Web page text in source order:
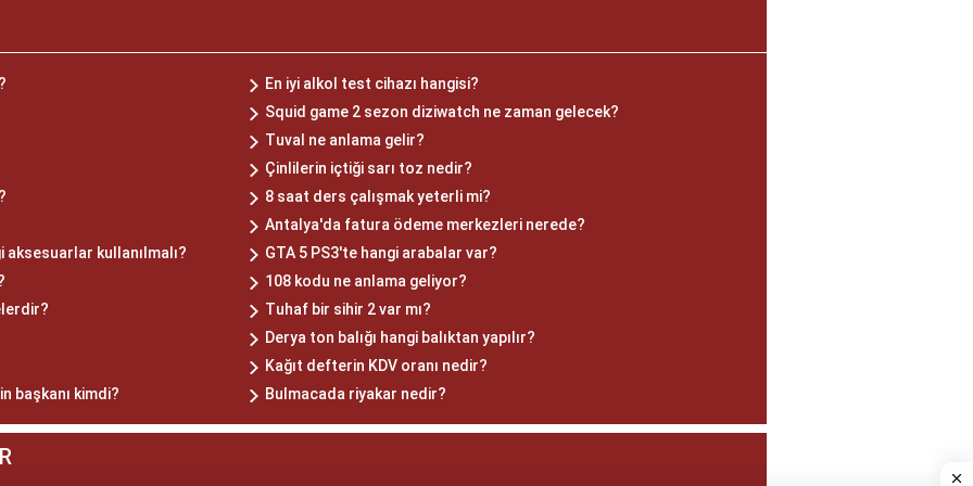
En iyi alkol test cihazı hangisi?
Squid game 2 sezon diziwatch ne zaman gelecek?
Tuval ne anlama gelir?
Çinlilerin içtiği sarı toz nedir?
8 saat ders çalışmak yeterli mi?
Antalya'da fatura ödeme merkezleri nerede?
kullanılmalı?
GTA 5 PS3'te hangi arabalar var?
108 kodu ne anlama geliyor?
Tuhaf bir sihir 2 var mı?
Derya ton balığı hangi balıktan yapılır?
Kağıt defterin KDV oranı nedir?
başkanı kimdi?
Bulmacada riyakar nedir?